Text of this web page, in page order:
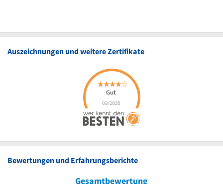
Auszeichnungen und weitere Zertifikate
Bewertungen und Erfahrungsberichte
Gesamtbewertung